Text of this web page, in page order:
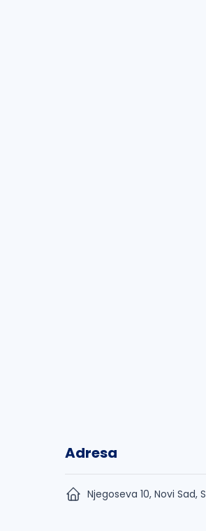
Adresa
Njegoseva 10, Novi Sad,